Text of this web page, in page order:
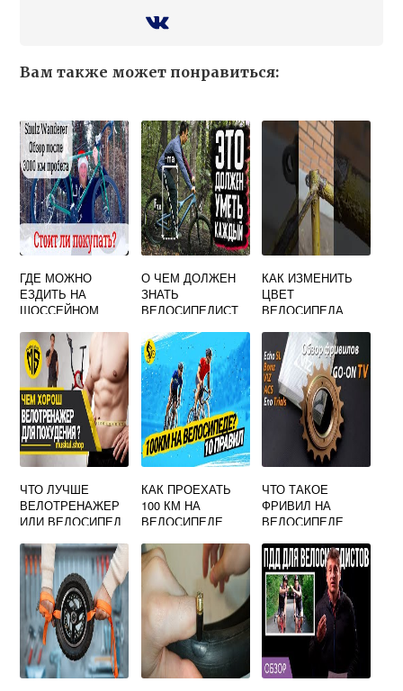
Вам также может понравиться:
ГДЕ МОЖНО
ЕЗДИТЬ НА
ШОССЕЙНОМ
О ЧЕМ ДОЛЖЕН
ЗНАТЬ
ВЕЛОСИПЕДИСТ
КАК ИЗМЕНИТЬ
ЦВЕТ
ВЕЛОСИПЕДА
ЧТО ЛУЧШЕ
ВЕЛОТРЕНАЖЕР
ИЛИ ВЕЛОСИПЕД
КАК ПРОЕХАТЬ
100 КМ НА
ВЕЛОСИПЕДЕ
ЧТО ТАКОЕ
ФРИВИЛ НА
ВЕЛОСИПЕДЕ